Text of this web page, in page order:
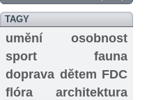
TAGY
umění
osobnost
sport
fauna
doprava dětem FDC
flóra
architektura